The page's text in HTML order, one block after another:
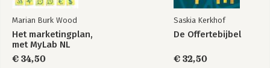
Marian Burk Wood
Het marketingplan,
met MyLab NL
€ 34,50
Saskia Kerkhof
De Offertebijbel
€ 32,50